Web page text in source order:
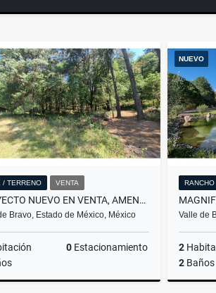
/ TERRENO VENTA
PROYECTO NUEVO EN VENTA, AMENTO
Bravo, Estado de México, México
0 Estacionamiento
NUEVO
RANCHO
Valle de
2
2 Baños